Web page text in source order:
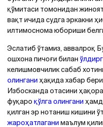
қўмитаси томонидан
вақт ичида судга эркакни
илтимоснома юбориши
Эслатиб ўтамиз, аввалроқ
ошхона пичоғи билан
келишмовчилик сабаб
олингани ҳақида хабар
Избосканда отасини
фуқаро қўлга олингани
қилган эр нотаниш кишини
жароҳатлагани маълум